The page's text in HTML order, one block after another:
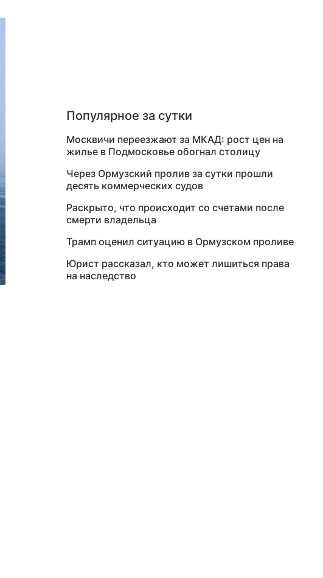
Популярное за сутки
Москвичи переезжают за МКАД: рост цен на
жилье в Подмосковье обогнал столицу
Через Ормузский пролив за сутки прошли
десять коммерческих судов
Раскрыто, что происходит со счетами после
смерти владельца
Трамп оценил ситуацию в Ормузском проливе
Юрист рассказал, кто может лишиться права
на наследство